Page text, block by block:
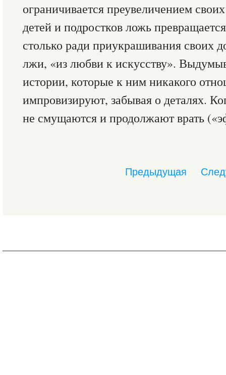
ограничивается преувеличением
детей и подростков ложь
столько ради приукрашивания своих
лжи, «из любви к искусству».
истории, которые к ним никакого
импровизируют, забывая о деталях.
не смущаются и продолжают врать
Предыдущая